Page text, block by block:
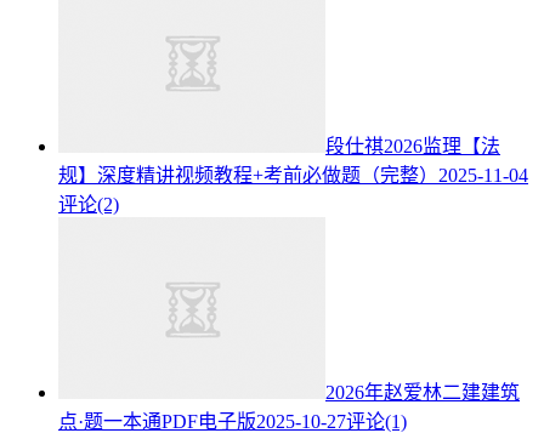
段仕祺2026监理【法
规】深度精讲视频教程+考前必做题（完整） 2025-11-04
评论(2)
2026年赵爱林二建建筑
点·题一本通PDF电子版2025-10-27评论(1)